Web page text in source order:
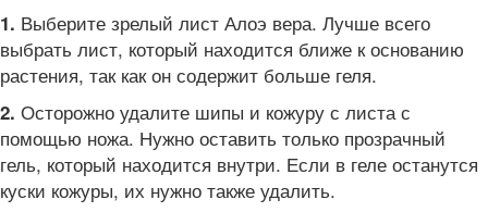
1. Выберите зрелый лист Алоэ вера. Лучше всего
выбрать лист, который находится ближе к основанию
растения, так как он содержит больше геля.
2. Осторожно удалите шипы и кожуру с листа с
помощью ножа. Нужно оставить только прозрачный
гель, который находится внутри. Если в геле останутся
куски кожуры, их нужно также удалить.